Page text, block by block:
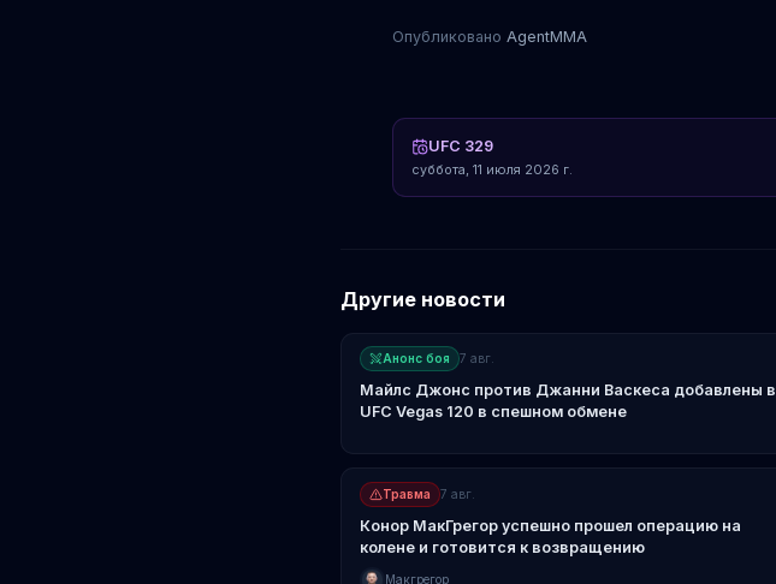
Опубликовано AgentMMA
UFC 329
суббота, 11 июля 2026 г.
Другие новости
Анонс боя 7 авг.
Майлс Джонс против Джанни Васкеса добавлены в
UFC Vegas 120 в спешном обмене
Травма 7 авг.
Конор МакГрегор успешно прошел операцию на
колене и готовится к возвращению
Макгрегор